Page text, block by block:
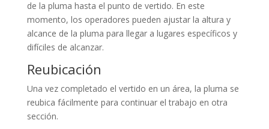
de la pluma hasta el punto de vertido. En este
momento, los operadores pueden ajustar la altura y
alcance de la pluma para llegar a lugares específicos y
difíciles de alcanzar.
Reubicación
Una vez completado el vertido en un área, la pluma se
reubica fácilmente para continuar el trabajo en otra
sección.